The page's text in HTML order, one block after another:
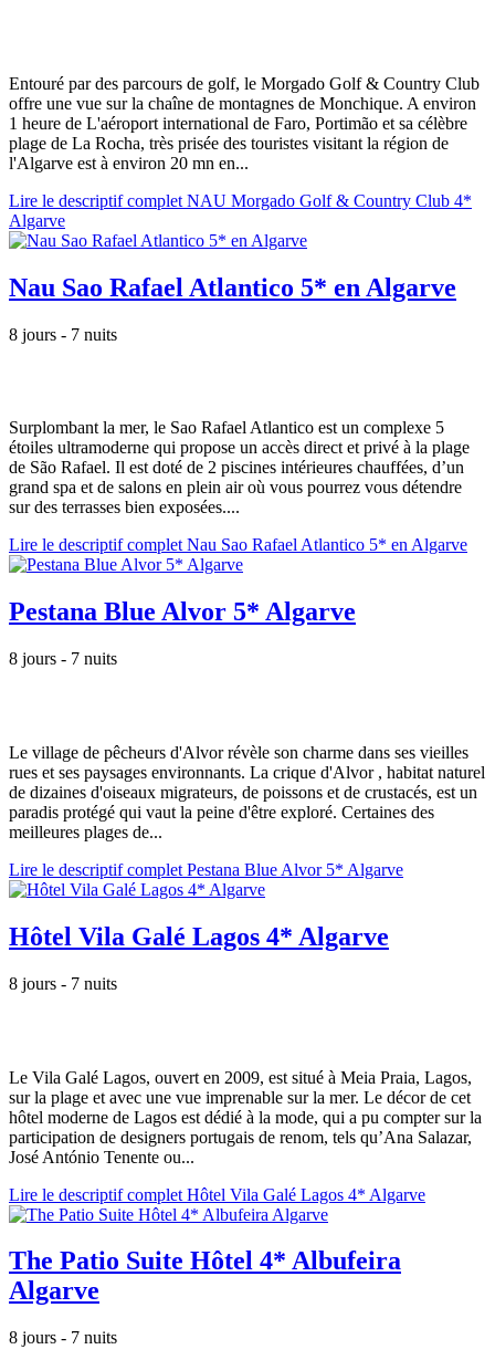
Entouré par des parcours de golf, le Morgado Golf & Country Club
offre une vue sur la chaîne de montagnes de Monchique. A environ
1 heure de L'aéroport international de Faro, Portimão et sa célèbre
plage de La Rocha, très prisée des touristes visitant la région de
l'Algarve est à environ 20 mn en...
Lire le descriptif complet NAU Morgado Golf & Country Club 4*
Algarve
Nau Sao Rafael Atlantico 5* en Algarve
8 jours - 7 nuits
Surplombant la mer, le Sao Rafael Atlantico est un complexe 5
étoiles ultramoderne qui propose un accès direct et privé à la plage
de São Rafael. Il est doté de 2 piscines intérieures chauffées, d’un
grand spa et de salons en plein air où vous pourrez vous détendre
sur des terrasses bien exposées....
Lire le descriptif complet Nau Sao Rafael Atlantico 5* en Algarve
Pestana Blue Alvor 5* Algarve
8 jours - 7 nuits
Le village de pêcheurs d'Alvor révèle son charme dans ses vieilles
rues et ses paysages environnants. La crique d'Alvor , habitat naturel
de dizaines d'oiseaux migrateurs, de poissons et de crustacés, est un
paradis protégé qui vaut la peine d'être exploré. Certaines des
meilleures plages de...
Lire le descriptif complet Pestana Blue Alvor 5* Algarve
Hôtel Vila Galé Lagos 4* Algarve
8 jours - 7 nuits
Le Vila Galé Lagos, ouvert en 2009, est situé à Meia Praia, Lagos,
sur la plage et avec une vue imprenable sur la mer. Le décor de cet
hôtel moderne de Lagos est dédié à la mode, qui a pu compter sur la
participation de designers portugais de renom, tels qu’Ana Salazar,
José António Tenente ou...
Lire le descriptif complet Hôtel Vila Galé Lagos 4* Algarve
The Patio Suite Hôtel 4* Albufeira
Algarve
8 jours - 7 nuits